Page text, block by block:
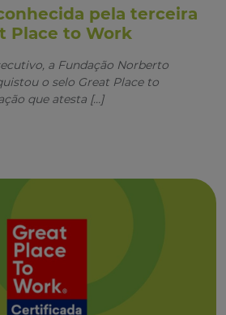
pela terceira
Place to Work
a Fundação Norberto
o selo Great Place to
que atesta […]